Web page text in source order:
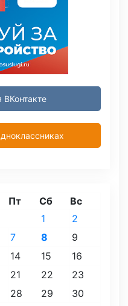
Пт Сб
Вс
1
2
7 8
9
14 15
16
21 22
23
28 29 30